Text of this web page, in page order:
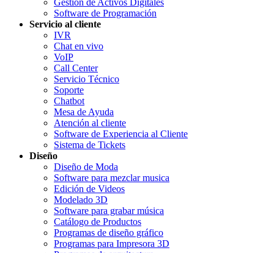
Software de Programación
Servicio al cliente
IVR
Chat en vivo
VoIP
Call Center
Servicio Técnico
Soporte
Chatbot
Mesa de Ayuda
Atención al cliente
Software de Experiencia al Cliente
Sistema de Tickets
Diseño
Diseño de Moda
Software para mezclar musica
Edición de Videos
Modelado 3D
Software para grabar música
Catálogo de Productos
Programas de diseño gráfico
Programas para Impresora 3D